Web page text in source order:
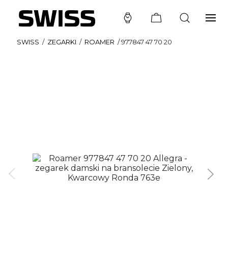
SWISS / ZEGARKI / ROAMER /977847 47 70 20